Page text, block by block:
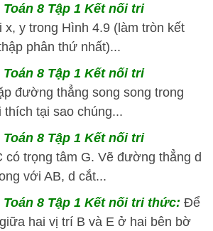
8 Tập 1 Kết nối tri
x, y trong Hình 4.9 (làm tròn kết
phân thứ nhất)...
8 Tập 1 Kết nối tri
đường thẳng song song trong
thích tại sao chúng...
8 Tập 1 Kết nối tri
có trọng tâm G. Vẽ đường thẳng d
với AB, d cắt...
Toán 8 Tập 1 Kết nối tri thức: Để
hai vị trí B và E ở hai bên bờ